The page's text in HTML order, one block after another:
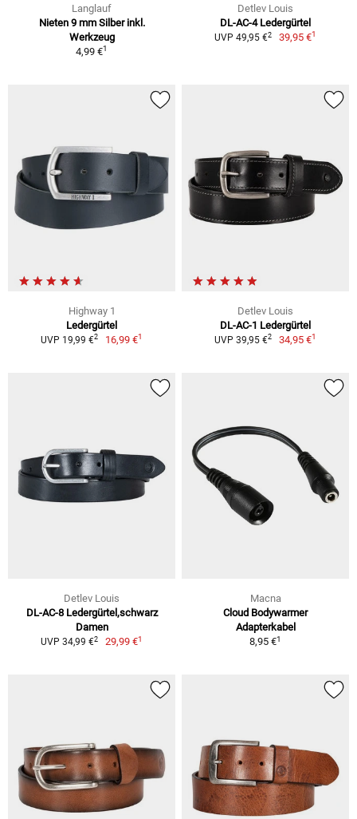
Langlauf
Nieten 9 mm Silber inkl.
Werkzeug
4,99 €1
Detlev Louis
DL-AC-4 Ledergürtel
UVP 49,95 €2 39,95 €1
Highway 1
Ledergürtel
UVP 19,99 €2 16,99 €1
Detlev Louis
DL-AC-1 Ledergürtel
UVP 39,95 €2 34,95 €1
Detlev Louis
DL-AC-8 Ledergürtel,schwarz
Damen
UVP 34,99 €2 29,99 €1
Macna
Cloud Bodywarmer
Adapterkabel
8,95 €1